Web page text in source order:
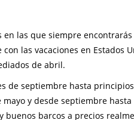
en las que siempre
las vacaciones en Estados
de abril.
de septiembre hasta
y desde septiembre hasta
buenos barcos a precios